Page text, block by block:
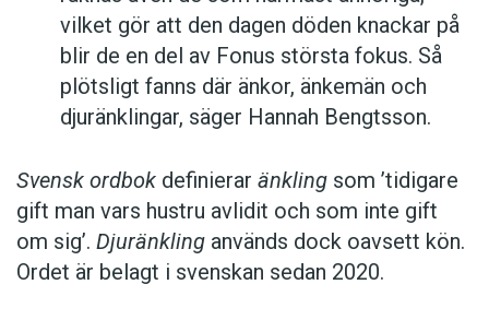
vilket gör att den dagen döden knackar på
blir de en del av Fonus största fokus. Så
plötsligt fanns där änkor, änkemän och
djuränklingar, säger Hannah Bengtsson.
Svensk ordbok definierar änkling som ’tidigare
gift man vars hustru av­lidit och som inte gift
om sig’. Djuränkling används dock oavsett kön.
Ordet är belagt i svenskan sedan 2020.